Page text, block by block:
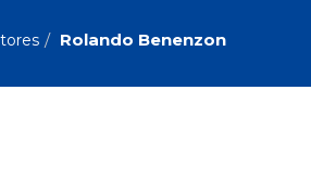
(418)
(31)
Ensaios (69)
Rolando Benenzon